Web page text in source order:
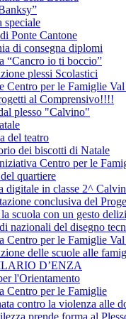
speciale
Ponte Cantone
di consegna diplomi
“Cancro io ti boccio”
plessi Scolastici
Centro per le Famiglie
al Comprensivo!!!!
plesso "Calvino"
del teatro
dei biscotti di Natale
Centro per le
quartiere
digitale in classe 2^
conclusiva del
scuola con un gesto
nazionali del disegno
Centro per le Famiglie
delle scuole alle
D’ENZA
l'Orientamento
Centro per le Famiglie
contro la violenza alle